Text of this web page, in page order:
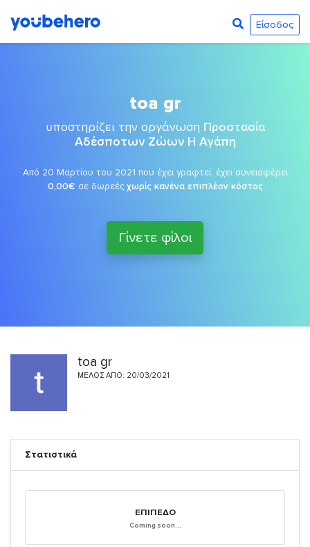
Είσοδος
toa gr
υποστηρίζει την οργάνωση Προστασία
Αδέσποτων Ζώων Η Αγάπη
Από 20 Μαρτίου του 2021 που έχει γραφτεί, έχει συνεισφέρει
0,00€ σε δωρεές χωρίς κανένα επιπλέον κόστος
Γίνετε φίλοι
toa gr
ΜΈΛΟΣ ΑΠΌ: 20/03/2021
Στατιστικά
ΕΠΊΠΕΔΟ
Coming soon...